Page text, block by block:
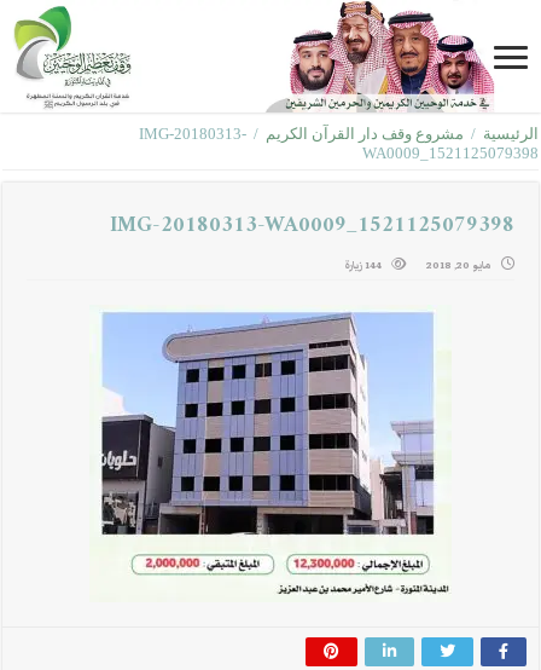
الرئيسية / مشروع وقف دار القرآن الكريم /
IMG-20180313-
WA0009_1521125079398
IMG-20180313-WA0009_1521125079398
مايو 20, 2018 144 زيارة